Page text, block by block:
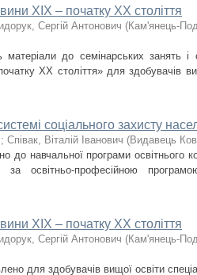
XIX – початку ХХ століття
Сергій Антонович (Кам'янець-
матеріали до семінарських занять і
ХХ століття» для здобувачів
соціального захисту
; Співак, Віталій Іванович (Видавець
до навчальної програми
за освітньо-професійною
XIX – початку ХХ століття
Сергій Антонович (Кам'янець-
для здобувачів вищої освіти